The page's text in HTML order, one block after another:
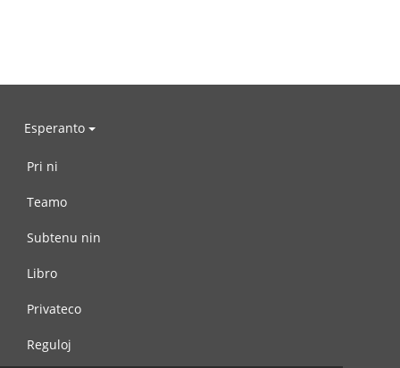
Esperanto
Pri ni
Teamo
Subtenu nin
Libro
Privateco
Reguloj